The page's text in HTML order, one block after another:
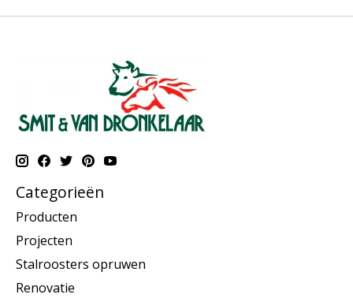
Categorieën
Producten
Projecten
Stalroosters opruwen
Renovatie